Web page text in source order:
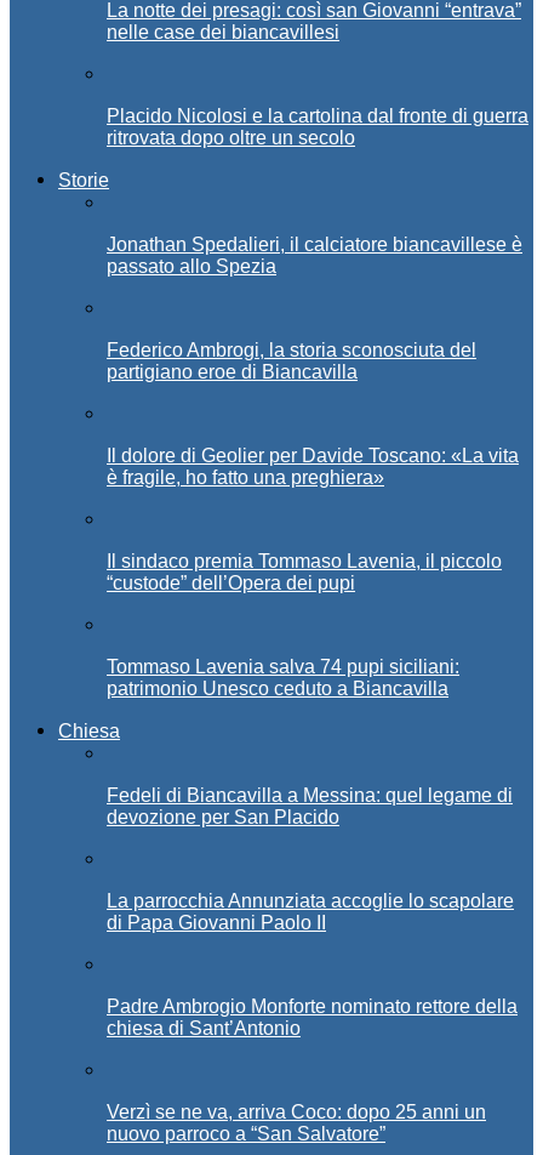
La notte dei presagi: così san Giovanni “entrava”
nelle case dei biancavillesi
Placido Nicolosi e la cartolina dal fronte di guerra
ritrovata dopo oltre un secolo
Storie
Jonathan Spedalieri, il calciatore biancavillese è
passato allo Spezia
Federico Ambrogi, la storia sconosciuta del
partigiano eroe di Biancavilla
Il dolore di Geolier per Davide Toscano: «La vita
è fragile, ho fatto una preghiera»
Il sindaco premia Tommaso Lavenia, il piccolo
“custode” dell’Opera dei pupi
Tommaso Lavenia salva 74 pupi siciliani:
patrimonio Unesco ceduto a Biancavilla
Chiesa
Fedeli di Biancavilla a Messina: quel legame di
devozione per San Placido
La parrocchia Annunziata accoglie lo scapolare
di Papa Giovanni Paolo II
Padre Ambrogio Monforte nominato rettore della
chiesa di Sant’Antonio
Verzì se ne va, arriva Coco: dopo 25 anni un
nuovo parroco a “San Salvatore”